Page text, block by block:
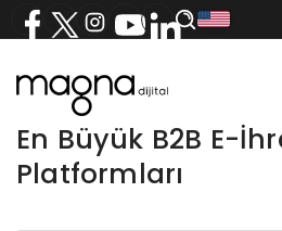
En Büyük B2B E-
Platformları